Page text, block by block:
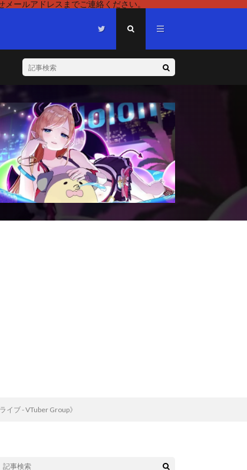
ールアドレスまでご連絡ください。
イブ - VTuber Group》